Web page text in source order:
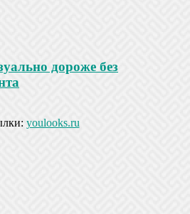
дороже без
youlooks.ru